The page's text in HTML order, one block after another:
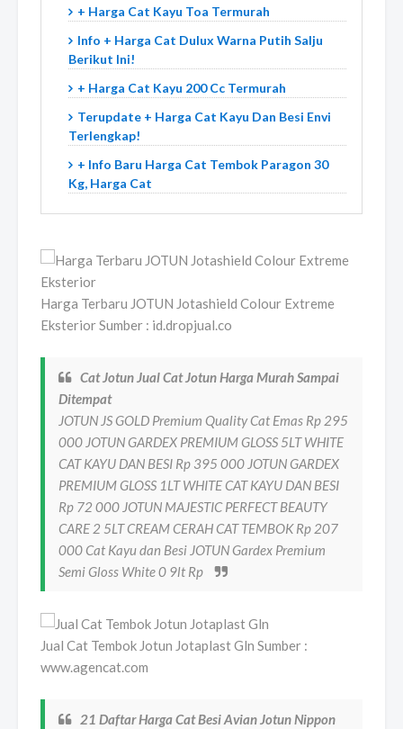
+ Harga Cat Kayu Toa Termurah
Info + Harga Cat Dulux Warna Putih Salju
Berikut Ini!
+ Harga Cat Kayu 200 Cc Termurah
Terupdate + Harga Cat Kayu Dan Besi Envi
Terlengkap!
+ Info Baru Harga Cat Tembok Paragon 30
Kg, Harga Cat
Harga Terbaru JOTUN Jotashield Colour Extreme
Eksterior Sumber : id.dropjual.co
Cat Jotun Jual Cat Jotun Harga Murah Sampai
Ditempat
JOTUN JS GOLD Premium Quality Cat Emas Rp 295
000 JOTUN GARDEX PREMIUM GLOSS 5LT WHITE
CAT KAYU DAN BESI Rp 395 000 JOTUN GARDEX
PREMIUM GLOSS 1LT WHITE CAT KAYU DAN BESI
Rp 72 000 JOTUN MAJESTIC PERFECT BEAUTY
CARE 2 5LT CREAM CERAH CAT TEMBOK Rp 207
000 Cat Kayu dan Besi JOTUN Gardex Premium
Semi Gloss White 0 9lt Rp
Jual Cat Tembok Jotun Jotaplast Gln Sumber :
www.agencat.com
21 Daftar Harga Cat Besi Avian Jotun Nippon